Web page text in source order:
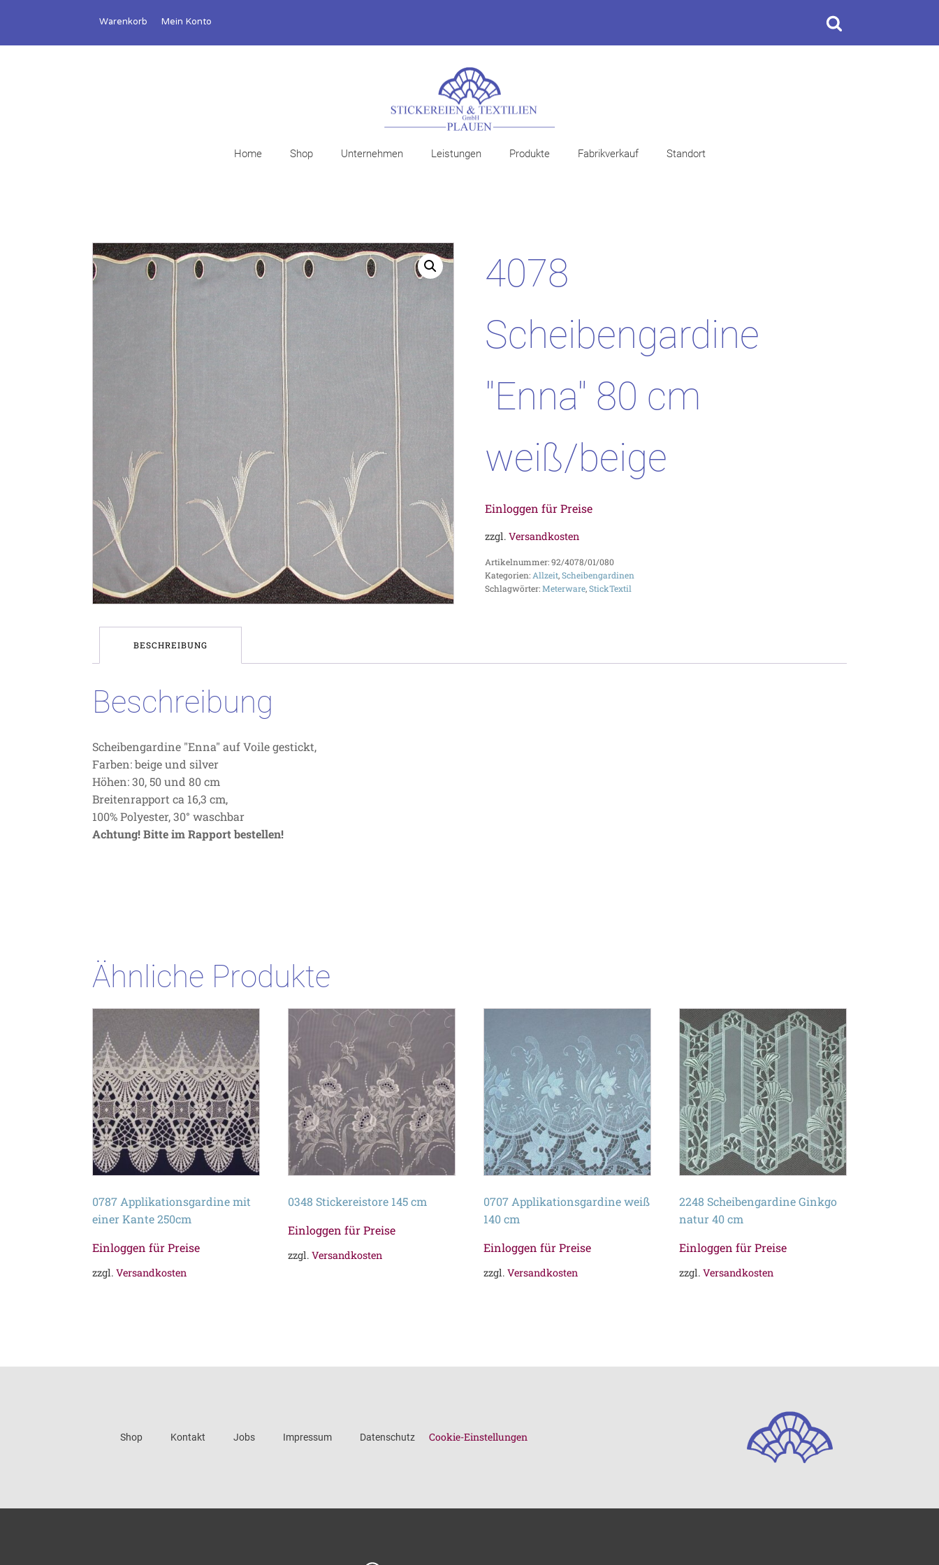
Warenkorb Mein Konto
Home Shop Unternehmen Leistungen Produkte Fabrikverkauf Standort
4078
Scheibengardine
"Enna" 80 cm
weiß/beige
Einloggen für Preise
zzgl. Versandkosten
Artikelnummer:92/4078/01/080
Kategorien:Allzeit,Scheibengardinen
Schlagwörter:Meterware,StickTextil
BESCHREIBUNG
Beschreibung
Scheibengardine "Enna" auf Voile gestickt,
Farben: beige und silver
Höhen: 30, 50 und 80 cm
Breitenrapport ca 16,3 cm,
100% Polyester, 30° waschbar
Achtung! Bitte im Rapport bestellen!
Ähnliche Produkte
0787 Applikationsgardine mit
einer Kante 250cm
Einloggen für Preise
zzgl. Versandkosten
0348 Stickereistore 145 cm
Einloggen für Preise
zzgl. Versandkosten
0707 Applikationsgardine weiß
140 cm
Einloggen für Preise
zzgl. Versandkosten
2248 Scheibengardine Ginkgo
natur 40 cm
Einloggen für Preise
zzgl. Versandkosten
Shop Kontakt Jobs Impressum Datenschutz Cookie-Einstellungen